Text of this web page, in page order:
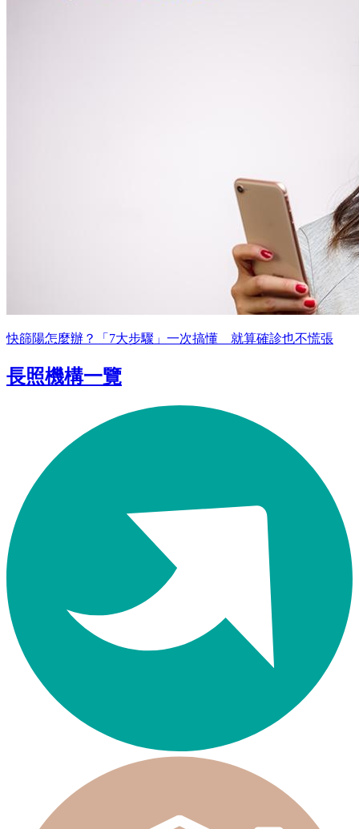
快篩陽怎麼辦？「7大步驟」一次搞懂 就算確診也不慌張
長照機構一覽